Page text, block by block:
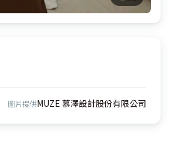
圖片提供MUZE 慕澤設計股份有限公司